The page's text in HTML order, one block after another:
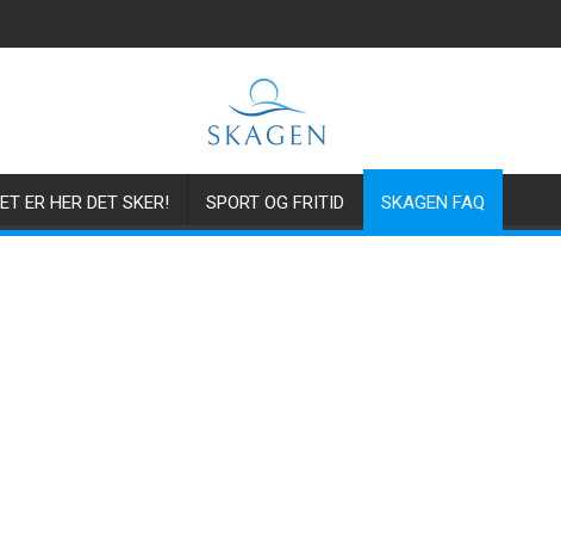
ER HER DET SKER! SPORT OG FRITID SKAGEN FAQ